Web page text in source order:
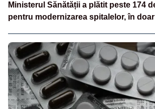
Ministerul Sănătății a plătit peste 174
pentru modernizarea spitalelor, în